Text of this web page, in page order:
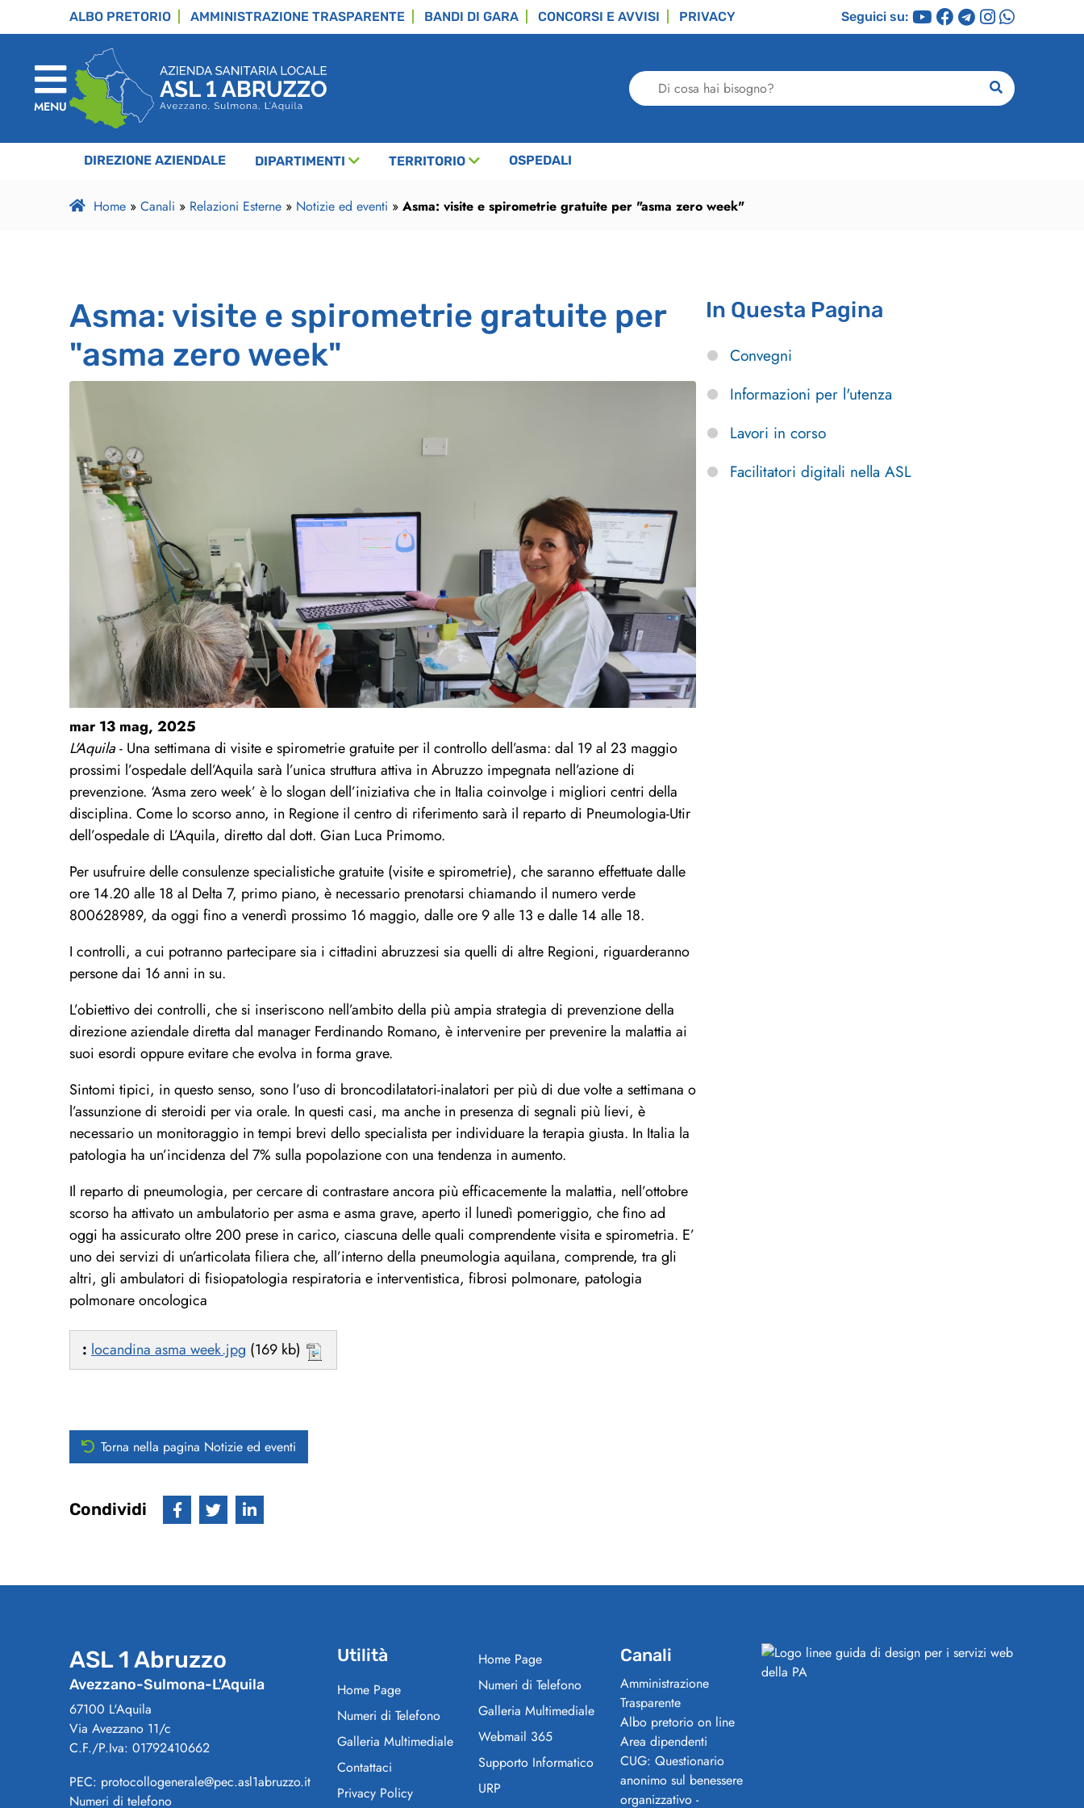
ALBO PRETORIO AMMINISTRAZIONE TRASPARENTE BANDI DI GARA CONCORSI E AVVISI PRIVACY Seguici su:
MENU
Di
cosa
bisogno?
ricerca
DIREZIONE AZIENDALE DIPARTIMENTI TERRITORIO OSPEDALI
Home» Canali » Relazioni Esterne» Notizie ed eventi » Asma: visite e spirometrie gratuite per "asma zero week"
Asma: visite e spirometrie gratuite per
"asma zero week"
mar 13 mag, 2025
L'Aquila- Una settimana di visite e spirometrie gratuite per il controllo dell’asma: dal 19 al 23 maggio
prossimi l’ospedale dell’Aquila sarà l’unica struttura attiva in Abruzzo impegnata nell’azione di
prevenzione. ‘Asma zero week’ è lo slogan dell’iniziativa che in Italia coinvolge i migliori centri della
disciplina. Come lo scorso anno, in Regione il centro di riferimento sarà il reparto di Pneumologia-Utir
dell’ospedale di L’Aquila, diretto dal dott. Gian Luca Primomo.
Per usufruire delle consulenze specialistiche gratuite (visite e spirometrie), che saranno effettuate dalle
ore 14.20 alle 18 al Delta 7, primo piano, è necessario prenotarsi chiamando il numero verde
800628989, da oggi fino a venerdì prossimo 16 maggio, dalle ore 9 alle 13 e dalle 14 alle 18.
I controlli, a cui potranno partecipare sia i cittadini abruzzesi sia quelli di altre Regioni, riguarderanno
persone dai 16 anni in su.
L’obiettivo dei controlli, che si inseriscono nell’ambito della più ampia strategia di prevenzione della
direzione aziendale diretta dal manager Ferdinando Romano, è intervenire per prevenire la malattia ai
suoi esordi oppure evitare che evolva in forma grave.
Sintomi tipici, in questo senso, sono l’uso di broncodilatatori-inalatori per più di due volte a settimana o
l’assunzione di steroidi per via orale. In questi casi, ma anche in presenza di segnali più lievi, è
necessario un monitoraggio in tempi brevi dello specialista per individuare la terapia giusta. In Italia la
patologia ha un’incidenza del 7% sulla popolazione con una tendenza in aumento.
Il reparto di pneumologia, per cercare di contrastare ancora più efficacemente la malattia, nell’ottobre
scorso ha attivato un ambulatorio per asma e asma grave, aperto il lunedì pomeriggio, che fino ad
oggi ha assicurato oltre 200 prese in carico, ciascuna delle quali comprendente visita e spirometria. E’
uno dei servizi di un’articolata filiera che, all’interno della pneumologia aquilana, comprende, tra gli
altri, gli ambulatori di fisiopatologia respiratoria e interventistica, fibrosi polmonare, patologia
polmonare oncologica
: locandina asma week.jpg (169 kb)
Torna nella pagina Notizie ed eventi
Condividi
In Questa Pagina
Convegni
Informazioni per l'utenza
Lavori in corso
Facilitatori digitali nella ASL
ASL 1 Abruzzo
Avezzano-Sulmona-L'Aquila
67100 L'Aquila
Via Avezzano 11/c
C.F./P.Iva: 01792410662
PEC: protocollogenerale@pec.asl1abruzzo.it
Numeri di telefono
Utilità
Home Page
Numeri di Telefono
Galleria Multimediale
Contattaci
Privacy Policy
Home Page
Numeri di Telefono
Galleria Multimediale
Webmail 365
Supporto Informatico
URP
Canali
Amministrazione
Trasparente
Albo pretorio on line
Area dipendenti
CUG: Questionario
anonimo sul benessere
organizzativo -